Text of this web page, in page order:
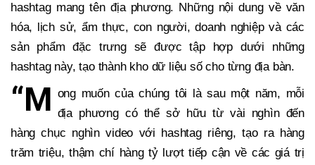
hashtag mang tên địa phương. Những nội dung về văn
hóa, lịch sử, ẩm thực, con người, doanh nghiệp và các
sản phẩm đặc trưng sẽ được tập hợp dưới những
hashtag này, tạo thành kho dữ liệu số cho từng địa bàn.
“M ong muốn của chúng tôi là sau một năm, mỗi
địa phương có thể sở hữu từ vài nghìn đến
hàng chục nghìn video với hashtag riêng, tạo ra hàng
trăm triệu, thậm chí hàng tỷ lượt tiếp cận về các giá trị